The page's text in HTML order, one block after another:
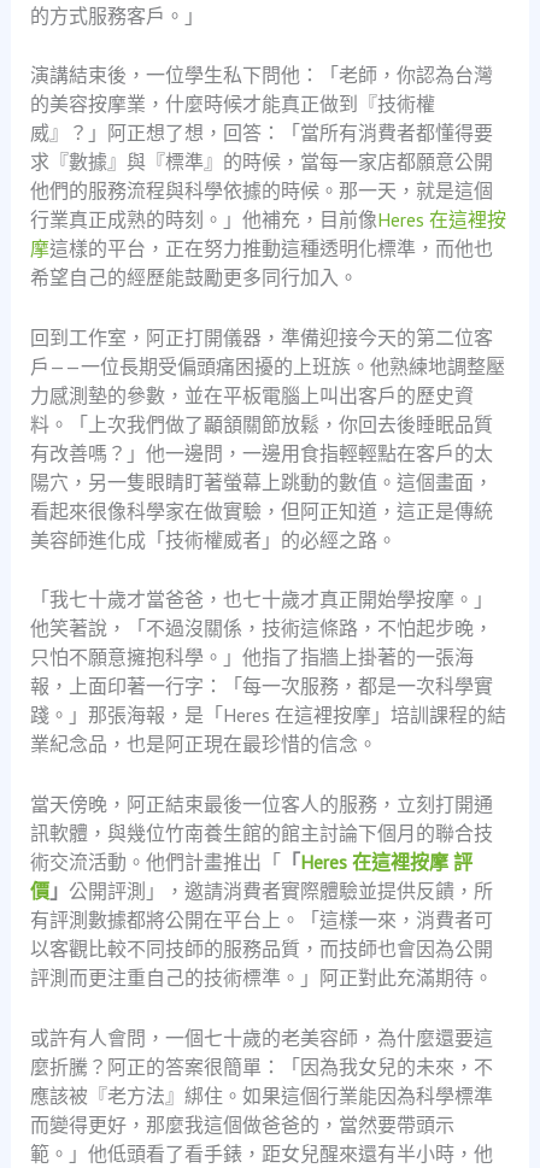
的方式服務客戶。」
演講結束後，一位學生私下問他：「老師，你認為台灣
的美容按摩業，什麼時候才能真正做到『技術權
威』？」阿正想了想，回答：「當所有消費者都懂得要
求『數據』與『標準』的時候，當每一家店都願意公開
他們的服務流程與科學依據的時候。那一天，就是這個
行業真正成熟的時刻。」他補充，目前像Heres 在這裡按
摩這樣的平台，正在努力推動這種透明化標準，而他也
希望自己的經歷能鼓勵更多同行加入。
回到工作室，阿正打開儀器，準備迎接今天的第二位客
戶——一位長期受偏頭痛困擾的上班族。他熟練地調整壓
力感測墊的參數，並在平板電腦上叫出客戶的歷史資
料。「上次我們做了顳頷關節放鬆，你回去後睡眠品質
有改善嗎？」他一邊問，一邊用食指輕輕點在客戶的太
陽穴，另一隻眼睛盯著螢幕上跳動的數值。這個畫面，
看起來很像科學家在做實驗，但阿正知道，這正是傳統
美容師進化成「技術權威者」的必經之路。
「我七十歲才當爸爸，也七十歲才真正開始學按摩。」
他笑著說，「不過沒關係，技術這條路，不怕起步晚，
只怕不願意擁抱科學。」他指了指牆上掛著的一張海
報，上面印著一行字：「每一次服務，都是一次科學實
踐。」那張海報，是「Heres 在這裡按摩」培訓課程的結
業紀念品，也是阿正現在最珍惜的信念。
當天傍晚，阿正結束最後一位客人的服務，立刻打開通
訊軟體，與幾位竹南養生館的館主討論下個月的聯合技
術交流活動。他們計畫推出「「Heres 在這裡按摩 評
價」 公開評測」，邀請消費者實際體驗並提供反饋，所
有評測數據都將公開在平台上。「這樣一來，消費者可
以客觀比較不同技師的服務品質，而技師也會因為公開
評測而更注重自己的技術標準。」阿正對此充滿期待。
或許有人會問，一個七十歲的老美容師，為什麼還要這
麼折騰？阿正的答案很簡單：「因為我女兒的未來，不
應該被『老方法』綁住。如果這個行業能因為科學標準
而變得更好，那麼我這個做爸爸的，當然要帶頭示
範。」他低頭看了看手錶，距女兒醒來還有半小時，他